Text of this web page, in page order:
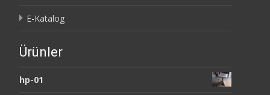
E-Katalog
Ürünler
hp-01